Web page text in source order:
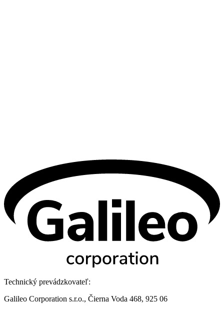
Technický prevádzkovateľ:
Galileo Corporation s.r.o., Čierna Voda 468, 925 06